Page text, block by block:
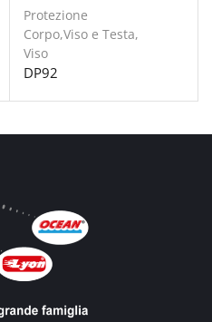
Protezione
Corpo,Viso e Testa,
Viso
DP92